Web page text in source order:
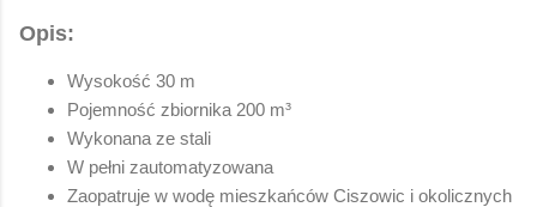
Opis:
Wysokość 30 m
Pojemność zbiornika 200 m³
Wykonana ze stali
W pełni zautomatyzowana
Zaopatruje w wodę mieszkańców Ciszowic i okolicznych